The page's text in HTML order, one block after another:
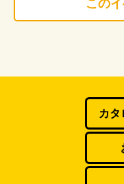
この
カタ